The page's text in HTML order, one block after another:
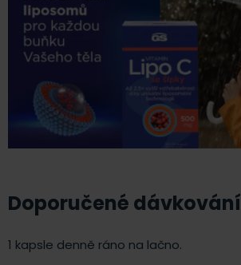
Doporučené dávkování
1 kapsle denně ráno na lačno.